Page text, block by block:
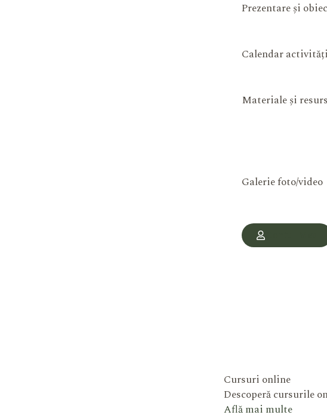
Prezentare și
Calendar activități
Materiale și
Galerie foto/video
Cursuri online
Descoperă cursurile
Află mai multe